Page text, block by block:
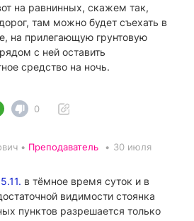
на равнинных, скажем так,
там можно будет съехать в
на прилегающую грунтовую
с ней оставить
средство на ночь.
0
• Преподаватель • 30 июля
в тёмное время суток и в
видимости стоянка
пунктов разрешается только